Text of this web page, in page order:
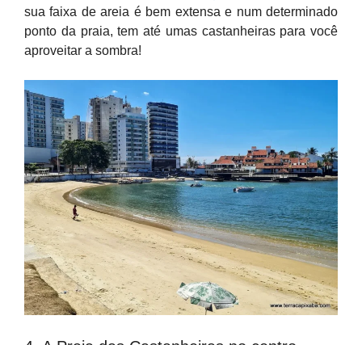
sua faixa de areia é bem extensa e num determinado
ponto da praia, tem até umas castanheiras para você
aproveitar a sombra!